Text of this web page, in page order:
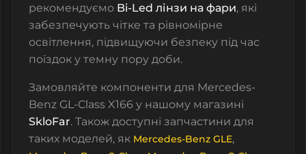
рекомендуємо Bi-Led лінзи на фари, які
забезпечують чітке та рівномірне
освітлення, підвищуючи безпеку під час
поїздок у темну пору доби.
Замовляйте компоненти для Mercedes-
Benz GL-Class X166 у нашому магазині
SkloFar. Також доступні запчастини для
таких моделей, як Mercedes-Benz GLE,